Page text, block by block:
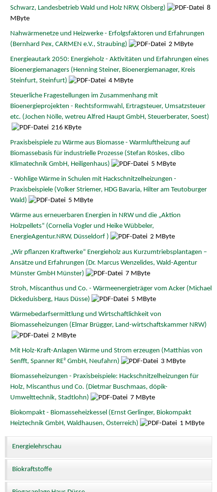
Schwarz, Landesbetrieb Wald und Holz NRW, Olsberg)
8
MByte
Nahwärmenetze und Heizwerke - Erfolgsfaktoren und Erfahrungen
(Bernhard Pex, CARMEN e.V., Straubing)
2 MByte
Energieautark 2050: Energieholz - Aktivitäten und Erfahrungen eines
Bioenergiemanagers (Henning Steiner, Bioenergiemanager, Kreis
Steinfurt, Steinfurt)
4 MByte
Steuerliche Fragestellungen im Zusammenhang mit
Bioenergieprojekten - Rechtsformwahl, Ertragsteuer, Umsatzsteuer
etc. (Jochen Nölle, wetreu Alfred Haupt GmbH, Steuerberater, Soest)
216 KByte
Praxisbeispiele zu Wärme aus Biomasse - Warmluftheizung auf
Biomassebasis für industrielle Prozesse (Stefan Röskes, clibo
Klimatechnik GmbH, Heiligenhaus)
5 MByte
- Wohlige Wärme in Schulen mit Hackschnitzelheizungen -
Praxisbeispiele (Volker Striemer, HDG Bavaria, Hilter am Teutoburger
Wald)
5 MByte
Wärme aus erneuerbaren Energien in NRW und die „Aktion
Holzpellets“ (Cornelia Vogler und Heike Wübbeler,
EnergieAgentur.NRW, Düsseldorf )
2 MByte
„Wir pflanzen Kraftwerke“ Energieholz aus Kurzumtriebsplantagen –
Ansätze und Erfahrungen (Dr. Marcus Wenzelides, Wald-Agentur
Münster GmbH Münster)
7 MByte
Stroh, Miscanthus und Co. - Wärmeenergieträger vom Acker (Michael
Dickeduisberg, Haus Düsse)
5 MByte
Wärmebedarfsermittlung und Wirtschaftlichkeit von
Biomasseheizungen (Elmar Brügger, Land-wirtschaftskammer NRW)
2 MByte
Mit Holz-Kraft-Anlagen Wärme und Strom erzeugen (Matthias von
Senfft, Spanner RE² GmbH, Neufahrn)
3 MByte
Biomasseheizungen - Praxisbeispiele: Hackschnitzelheizungen für
Holz, Miscanthus und Co. (Dietmar Buschmaas, döpik-
Umwelttechnik, Stadtlohn)
7 MByte
Biokompakt - Biomasseheizkessel (Ernst Gerlinger, Biokompakt
Heiztechnik GmbH, Waldhausen, Österreich)
1 MByte
Energielehrschau
Biokraftstoffe